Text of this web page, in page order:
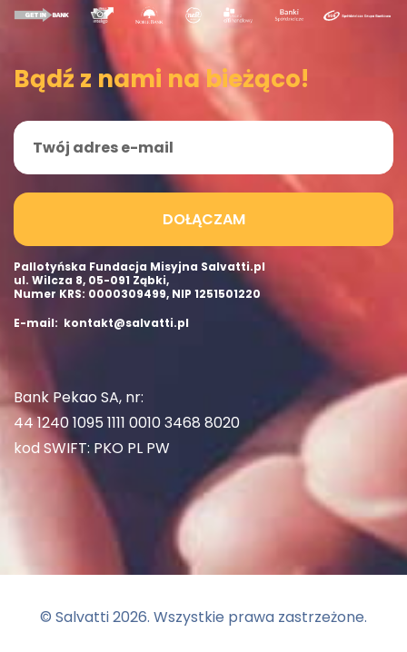
Bądź z nami na bieżąco!
DOŁĄCZAM
Pallotyńska Fundacja Misyjna Salvatti.pl
ul. Wilcza 8, 05-091 Ząbki,
Numer KRS: 0000309499, NIP 1251501220
E-mail: kontakt@salvatti.pl
Bank Pekao SA, nr:
44 1240 1095 1111 0010 3468 8020
kod SWIFT: PKO PL PW
© Salvatti2026. Wszystkie prawa zastrzeżone.